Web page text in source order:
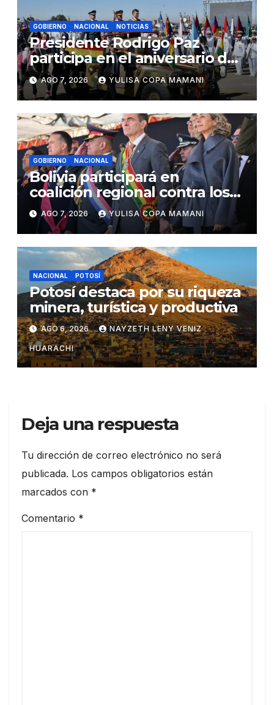
GOBIERNO NACIONAL NOTICIAS
Presidente Rodrigo Paz
participa en el aniversario de
las Fuerzas Armadas
AGO 7, 2026 YULISA COPA MAMANI
GOBIERNO NACIONAL
Bolivia participará en
coalición regional contra los
cárteles del narcotráfico
AGO 7, 2026 YULISA COPA MAMANI
NACIONAL POTOSÍ
Potosí destaca por su riqueza
minera, turística y productiva
AGO 6, 2026 NAYZETH LENY VENIZ
HUARACHI
Deja una respuesta
Tu dirección de correo electrónico no será
publicada. Los campos obligatorios están
marcados con *
Comentario *